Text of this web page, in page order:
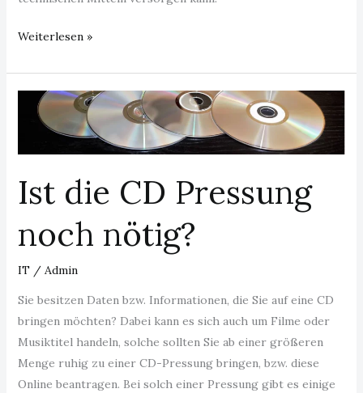
Weiterlesen »
Ist die CD Pressung
noch nötig?
IT/ Admin
Sie besitzen Daten bzw. Informationen, die Sie auf eine CD
bringen möchten? Dabei kann es sich auch um Filme oder
Musiktitel handeln, solche sollten Sie ab einer größeren
Menge ruhig zu einer CD-Pressung bringen, bzw. diese
Online beantragen. Bei solch einer Pressung gibt es einige
noch
nötig?